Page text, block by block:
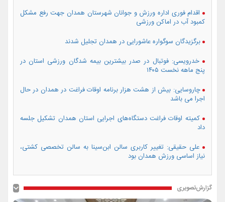
اقدام فوری اداره ورزش و جوانان شهرستان همدان جهت رفع مشکل
کمبود آب در اماکن ورزشی
برگزیدگان سوگواره عاشورایی در همدان تجلیل شدند
خدرویسی: فوتبال در صدر بیشترین بیمه شدگان ورزشی استان در
پنج ماهه نخست ۱۴۰۵
چاروسایی: بیش از هشت هزار برنامه اوقات فراغت در همدان در حال
اجرا می باشد
کمیته اوقات فراغت دستگاه‌های اجرایی استان همدان تشکیل جلسه
داد
علی حقیقی: تغییر کاربری سالن ابن‌سینا به سالن تخصصی کشتی،
نیاز اساسی ورزش همدان بود
گزارش‌تصویری